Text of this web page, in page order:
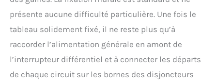
présente aucune difficulté particulière. Une fois le
tableau solidement fixé, il ne reste plus qu’à
raccorder l’alimentation générale en amont de
l’interrupteur différentiel et à connecter les départs
de chaque circuit sur les bornes des disjoncteurs